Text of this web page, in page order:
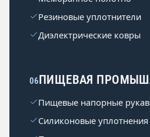
Резиновые уплотнители
Диэлектрические ковры
06ПИЩЕВАЯ
Пищевые напорные
Силиконовые уплотнения